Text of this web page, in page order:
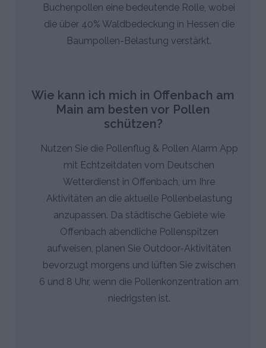
Buchenpollen eine bedeutende Rolle, wobei
die über 40% Waldbedeckung in Hessen die
Baumpollen-Belastung verstärkt.
Wie kann ich mich in Offenbach am
Main am besten vor Pollen
schützen?
Nutzen Sie die Pollenflug & Pollen Alarm App
mit Echtzeitdaten vom Deutschen
Wetterdienst in Offenbach, um Ihre
Aktivitäten an die aktuelle Pollenbelastung
anzupassen. Da städtische Gebiete wie
Offenbach abendliche Pollenspitzen
aufweisen, planen Sie Outdoor-Aktivitäten
bevorzugt morgens und lüften Sie zwischen
6 und 8 Uhr, wenn die Pollenkonzentration am
niedrigsten ist.